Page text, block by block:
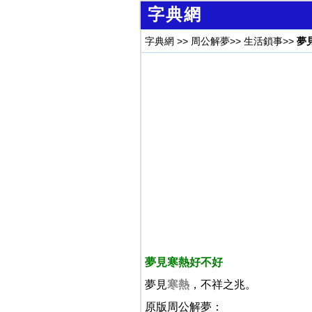
字典網
字典網 >> 周公解夢>> 生活鎖事>> 夢
夢見寒熱好不好
夢見寒熱，不祥之兆。
原版周公解夢：